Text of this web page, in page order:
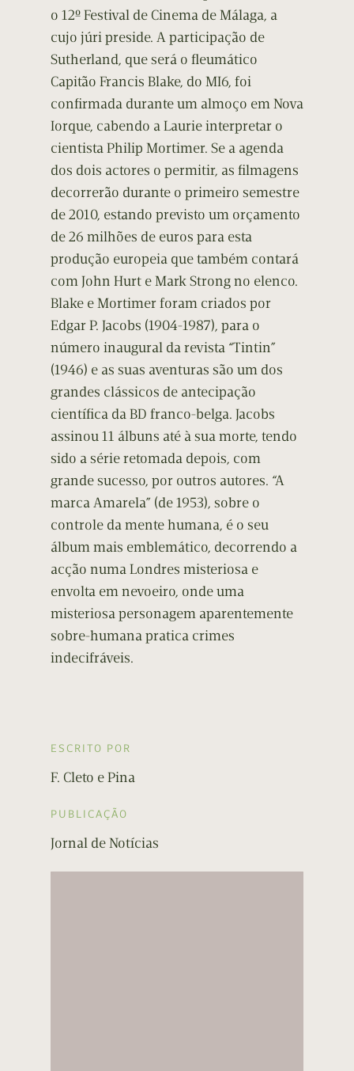
o 12º Festival de Cinema de Málaga, a
cujo júri preside. A participação de
Sutherland, que será o fleumático
Capitão Francis Blake, do MI6, foi
confirmada durante um almoço em Nova
Iorque, cabendo a Laurie interpretar o
cientista Philip Mortimer. Se a agenda
dos dois actores o permitir, as filmagens
decorrerão durante o primeiro semestre
de 2010, estando previsto um orçamento
de 26 milhões de euros para esta
produção europeia que também contará
com John Hurt e Mark Strong no elenco.
Blake e Mortimer foram criados por
Edgar P. Jacobs (1904-1987), para o
número inaugural da revista “Tintin”
(1946) e as suas aventuras são um dos
grandes clássicos de antecipação
científica da BD franco-belga. Jacobs
assinou 11 álbuns até à sua morte, tendo
sido a série retomada depois, com
grande sucesso, por outros autores. “A
marca Amarela” (de 1953), sobre o
controle da mente humana, é o seu
álbum mais emblemático, decorrendo a
acção numa Londres misteriosa e
envolta em nevoeiro, onde uma
misteriosa personagem aparentemente
sobre-humana pratica crimes
indecifráveis.
ESCRITO POR
F. Cleto e Pina
PUBLICAÇÃO
Jornal de Notícias